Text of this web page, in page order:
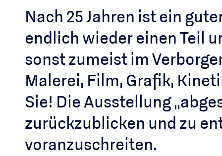
Nach 25 Jahren ist ein
endlich wieder einen Teil
sonst zumeist im
Malerei, Film, Grafik,
Sie! Die Ausstellung
zurückzublicken und zu
voranzuschreiten.